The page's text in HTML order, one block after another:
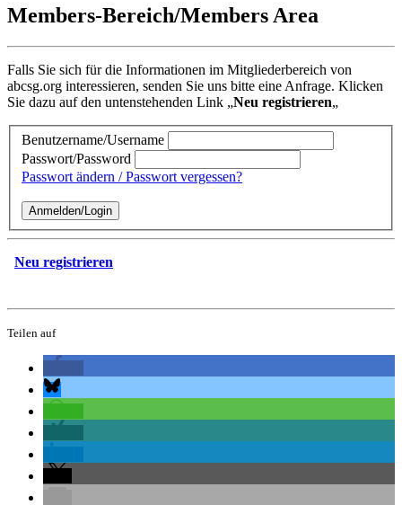
Members-Bereich/Members Area
Falls Sie sich für die Informationen im Mitgliederbereich von
abcsg.org interessieren, senden Sie uns bitte eine Anfrage. Klicken
Sie dazu auf den untenstehenden Link „Neu registrieren„
Benutzername/Username
Passwort/Password
Passwort ändern / Passwort vergessen?
Neu registrieren
Teilen auf